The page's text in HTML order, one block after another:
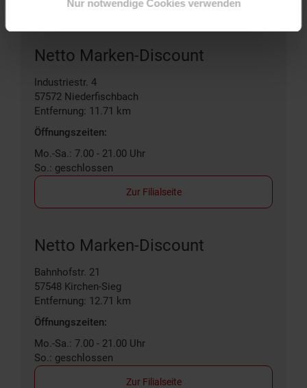
Nur notwendige Cookies verwenden
Netto Marken-Discount
Industriestr. 4
57572 Niederfischbach
Entfernung: 11.71 km
Öffnungszeiten:
Mo.-Sa.: 7.00 - 21.00 Uhr
So.: geschlossen
Zur Filialseite
Netto Marken-Discount
Bahnhofstr. 21
57548 Kirchen-Sieg
Entfernung: 12.71 km
Öffnungszeiten:
Mo.-Sa.: 7.00 - 21.00 Uhr
So.: geschlossen
Zur Filialseite